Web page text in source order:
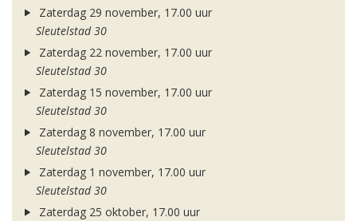
Zaterdag 29 november, 17.00 uur
Sleutelstad 30
Zaterdag 22 november, 17.00 uur
Sleutelstad 30
Zaterdag 15 november, 17.00 uur
Sleutelstad 30
Zaterdag 8 november, 17.00 uur
Sleutelstad 30
Zaterdag 1 november, 17.00 uur
Sleutelstad 30
Zaterdag 25 oktober, 17.00 uur